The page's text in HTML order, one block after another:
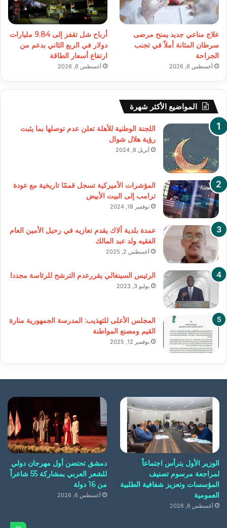
علاج مناعي جديد يمنح مرضى
سرطان المثانة أملاً في تجنب
الجراحة
أغسطس 6, 2026
أرباح شل تقفز إلى 9.84 مليارات
دولار في الربع الثاني بدعم من
ارتفاع أسعار الطاقة
أغسطس 6, 2026
المواضيع الأكثر شهرة
اللجنة الوطنية للأهلة تعلن عدم توصلها بما يثبت
رؤية هلال شوال
أبريل 8, 2024
المؤشرات الأميركية تسجل قممًا تاريخية مع عودة
ترامب إلى البيت الأبيض
نوفمبر 18, 2024
عمدة بلدية ألاك يقدم تعازيه في رحيل الأمين العام
الفقيه ولد عبد المالك
أغسطس 2, 2025
الرئيس السينغالي يقررعدم الترشح للرئاسة مجددا
يوليو 3, 2023
المجلس الأعلى للتهذيب: المدرسة الجمهورية منارة
القيم ومصنع المواطنة
نوفمبر 12, 2025
الوزير الأول يترأس اجتماعاً
لمراجعة مرسوم تصنيف
المؤسسات وتعزيز شفافية الطلبية
العمومية
أغسطس 6, 2026
دمشق تحتضن أول مهرجان دولي
للشعر العربي بمشاركة 55 شاعراً
من 16 دولة
أغسطس 6, 2026